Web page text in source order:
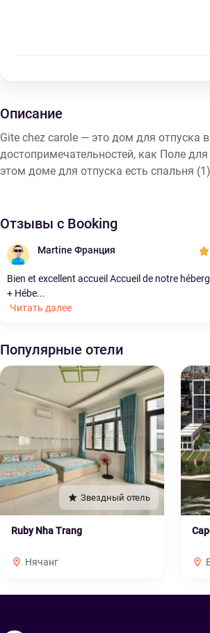
Описание
Gite chez carole — это дом для отпуска
достопримечательностей, как Поле
этом доме для отпуска есть спальня
Отзывы с Booking
Martine Франция
Bien et excellent accueil Accueil de notre
+ Hébe...
Читать далее
Популярные отели
Звездный отель
Ruby Nha Trang
Нячанг